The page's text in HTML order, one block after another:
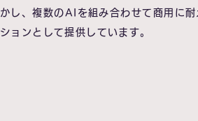
かし、複数のAIを組み合わせて商用に耐
ションとして提供しています。